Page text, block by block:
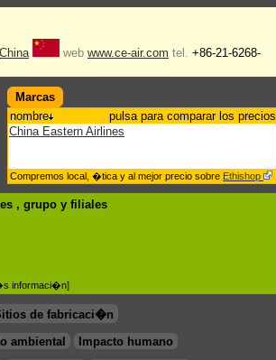
China web www.ce-air.com tel.
+86-21-6268-
Marcas
nombre
pulsa para comparar los precios
China Eastern Airlines
Compremos local, �tica y al mejor precio sobre Ethishop
, grupo y filiales
informaci�n]
de fabricaci�n
ambiental
Impacto humano